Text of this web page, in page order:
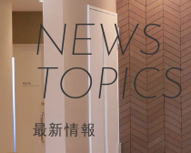
NEWS
TOPICS
最新情報